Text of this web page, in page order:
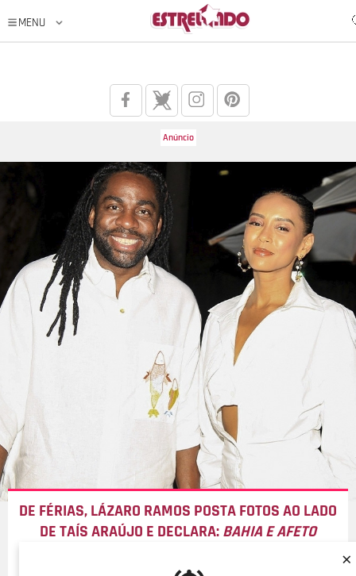
×
DE FÉRIAS, LÁZARO RAMOS POSTA FOTOS AO LADO
DE TAÍS ARAÚJO E DECLARA:BAHIA E AFETO